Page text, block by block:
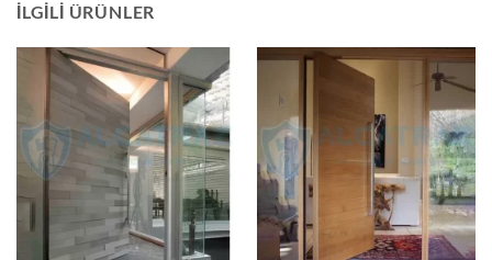
İLGILI ÜRÜNLER